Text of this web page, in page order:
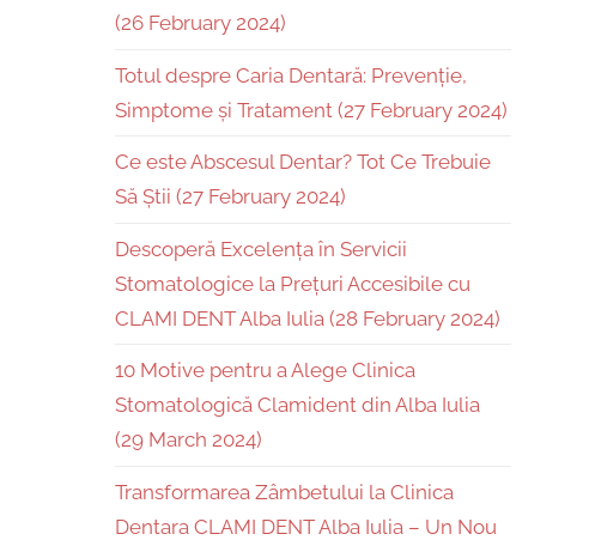
(26 February 2024)
Totul despre Caria Dentară: Prevenție,
Simptome și Tratament (27 February 2024)
Ce este Abscesul Dentar? Tot Ce Trebuie
Să Știi (27 February 2024)
Descoperă Excelența în Servicii
Stomatologice la Prețuri Accesibile cu
CLAMI DENT Alba Iulia (28 February 2024)
10 Motive pentru a Alege Clinica
Stomatologică Clamident din Alba Iulia
(29 March 2024)
Transformarea Zâmbetului la Clinica
Dentara CLAMI DENT Alba Iulia – Un Nou